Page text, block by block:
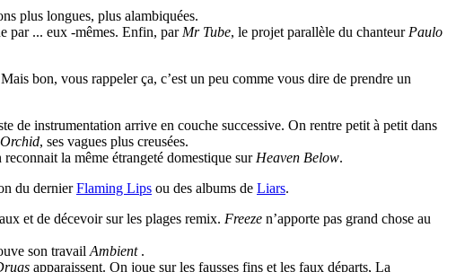
plus longues, plus alambiquées.
par ... eux -mêmes. Enfin, par Mr Tube, le projet parallèle du chanteur Paulo
bon, vous rappeler ça, c’est un peu comme vous dire de prendre un
de instrumentation arrive en couche successive. On rentre petit à petit dans
, ses vagues plus creusées.
la même étrangeté domestique sur Heaven Below.
du dernierFlaming Lips ou des albums de Liars.
et de décevoir sur les plages remix. Freeze n’apporte pas grand chose au
son travail Ambient.
apparaissent. On joue sur les fausses fins et les faux départs, La